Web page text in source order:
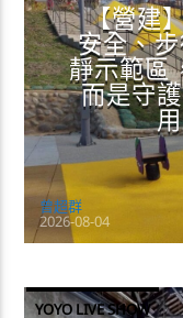
【營建
安全、
靜示範區
而是守
曾超群
2026-08-04
YOYO LIVE SHOW